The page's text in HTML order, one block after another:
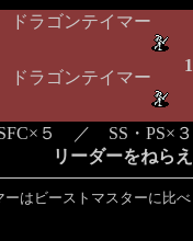
ラゴンテイマー
ラゴンテイマー
1
５ ／ SS・PS×３
リーダーをねらえ
はビーストマスターに比べ